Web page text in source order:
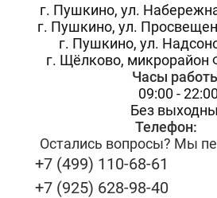
г. Пушкино, ул.
г. Пушкино, ул.
г. Пушкино, ул.
г. Щёлково, микрорайон
Часы
09:00 - 22:00
Без
Телефон:
Остались вопросы? Мы
+7 (499) 110-68-61
+7 (925) 628-98-40